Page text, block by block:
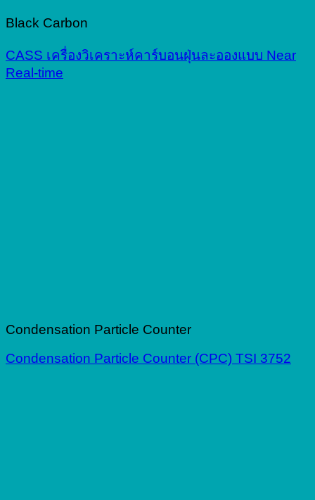
Black Carbon
CASS เครื่องวิเคราะห์คาร์บอนฝุ่นละอองแบบ Near
Real-time
Condensation Particle Counter
Condensation Particle Counter (CPC) TSI 3752